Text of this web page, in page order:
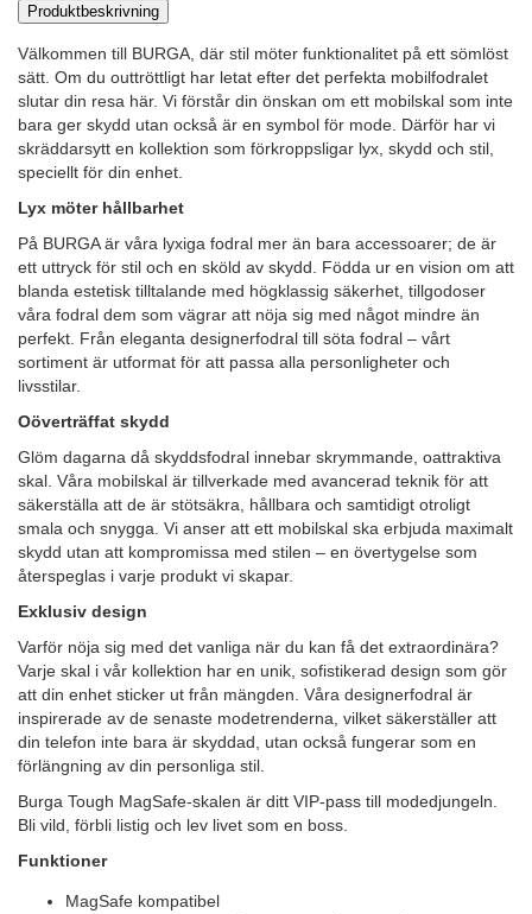
Produktbeskrivning
Välkommen till BURGA, där stil möter funktionalitet på ett sömlöst
sätt. Om du outtröttligt har letat efter det perfekta mobilfodralet
slutar din resa här. Vi förstår din önskan om ett mobilskal som inte
bara ger skydd utan också är en symbol för mode. Därför har vi
skräddarsytt en kollektion som förkroppsligar lyx, skydd och stil,
speciellt för din enhet.
Lyx möter hållbarhet
På BURGA är våra lyxiga fodral mer än bara accessoarer; de är
ett uttryck för stil och en sköld av skydd. Födda ur en vision om att
blanda estetisk tilltalande med högklassig säkerhet, tillgodoser
våra fodral dem som vägrar att nöja sig med något mindre än
perfekt. Från eleganta designerfodral till söta fodral – vårt
sortiment är utformat för att passa alla personligheter och
livsstilar.
Oöverträffat skydd
Glöm dagarna då skyddsfodral innebar skrymmande, oattraktiva
skal. Våra mobilskal är tillverkade med avancerad teknik för att
säkerställa att de är stötsäkra, hållbara och samtidigt otroligt
smala och snygga. Vi anser att ett mobilskal ska erbjuda maximalt
skydd utan att kompromissa med stilen – en övertygelse som
återspeglas i varje produkt vi skapar.
Exklusiv design
Varför nöja sig med det vanliga när du kan få det extraordinära?
Varje skal i vår kollektion har en unik, sofistikerad design som gör
att din enhet sticker ut från mängden. Våra designerfodral är
inspirerade av de senaste modetrenderna, vilket säkerställer att
din telefon inte bara är skyddad, utan också fungerar som en
förlängning av din personliga stil.
Burga Tough MagSafe-skalen är ditt VIP-pass till modedjungeln.
Bli vild, förbli listig och lev livet som en boss.
Funktioner
MagSafe kompatibel